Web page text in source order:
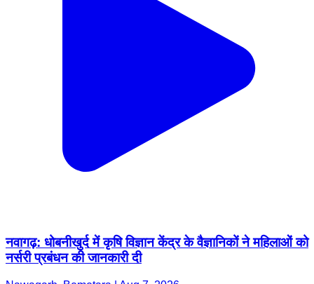
नवागढ़: धोबनीखुर्द में कृषि विज्ञान केंद्र के वैज्ञानिकों ने महिलाओं को
नर्सरी प्रबंधन की जानकारी दी